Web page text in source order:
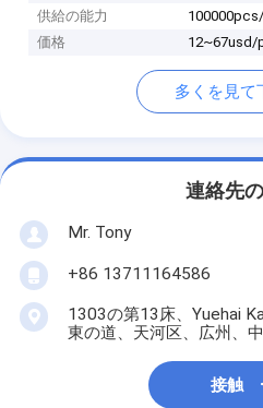
供給の能力
価格
12~67usd/
多くを見て
連絡先
Mr. Tony
+86 13711164586
1303の第13床、Yuehai
東の道、天河区、広州、
接触